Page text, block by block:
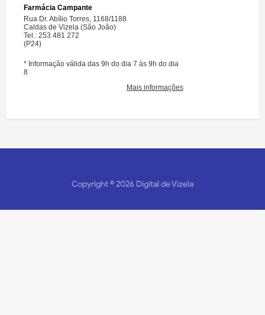
Copyright ©2026 Digital de Vizela